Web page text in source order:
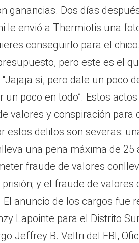
ganancias. Dos días
le envió a Thermiotis una
conseguirlo para el
pero este es el
sí, pero dale un poco
un poco en todo”. Estos
valores y conspiración para
estos delitos son severas:
una pena máxima de 25
fraude de valores
y el fraude de valores
anuncio de los cargos fue
Lapointe para el Distrito
Jeffrey B. Veltri del FBI,